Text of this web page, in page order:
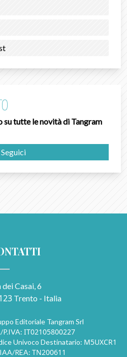
tutte le novità di Tangram
Seguici
dei Casai, 6
Trento - Italia
Editoriale Tangram Srl
P.IVA: IT02105800227
Univoco Destinatario: M5UXCR1
REA: TN200611